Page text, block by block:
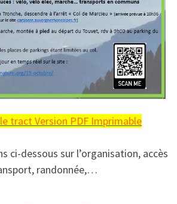
tract Version PDF Imprimable
ci-dessous sur l’organisation, accès
randonnée,…